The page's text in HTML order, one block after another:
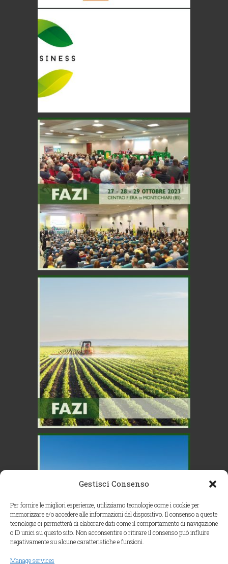
Gestisci Consenso
Per fornire le migliori esperienze, utilizziamo tecnologie come i cookie per
memorizzare e/o accedere alle informazioni del dispositivo. Il consenso a queste
tecnologie ci permetterà di elaborare dati come il comportamento di navigazione
o ID unici su questo sito. Non acconsentire o ritirare il consenso può influire
negativamente su alcune caratteristiche e funzioni.
Manage services